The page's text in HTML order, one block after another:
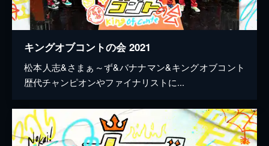
キングオブコントの会 2021
松本人志&さまぁ～ず&バナナマン&キングオブコント
歴代チャンピオンやファイナリストに...